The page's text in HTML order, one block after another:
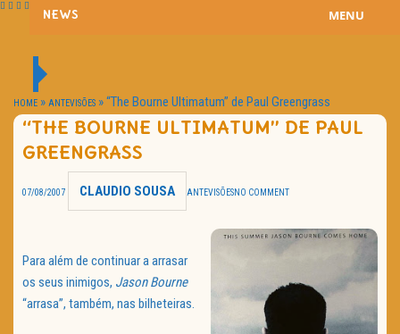
NEWS
PASSATEMPOS
HOME CINEMA
NOTA PESSOAL
TRAILER DO DIA
MENU
HOME » ANTEVISÕES »“The Bourne Ultimatum” de Paul Greengrass
“THE BOURNE ULTIMATUM” DE PAUL
GREENGRASS
07/08/2007 CLAUDIO SOUSA ANTEVISÕESNO COMMENT
Para além de continuar a arrasar
os seus inimigos, Jason Bourne
“arrasa”, também, nas bilheteiras.